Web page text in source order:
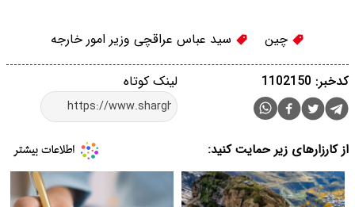
چین سید عباس عراقچی وزیر امور خارجه
لینک کوتاه کدخبر: 1102150
از کارزارهای زیر حمایت کنید: